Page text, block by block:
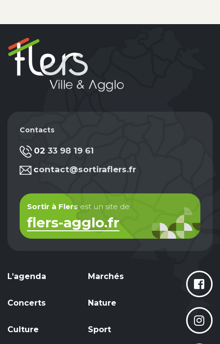
Contacts
02 33 98 19 61
contact@sortiraflers.fr
Sortir à Flers est un site de
flers-agglo.fr
L’agenda
Concerts
Culture
Marchés
Nature
Sport